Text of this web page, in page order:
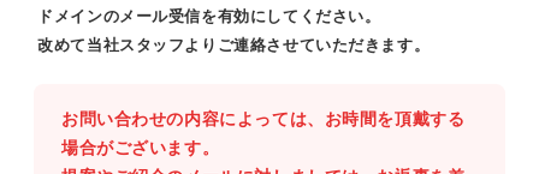
ドメインのメール受信を有効にしてください。
改めて当社スタッフよりご連絡させていただきます。
お問い合わせの内容によっては、お時間を頂戴する
場合がございます。